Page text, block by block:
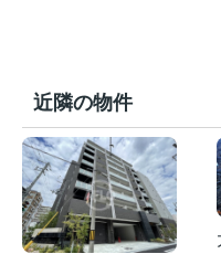
近隣の物件